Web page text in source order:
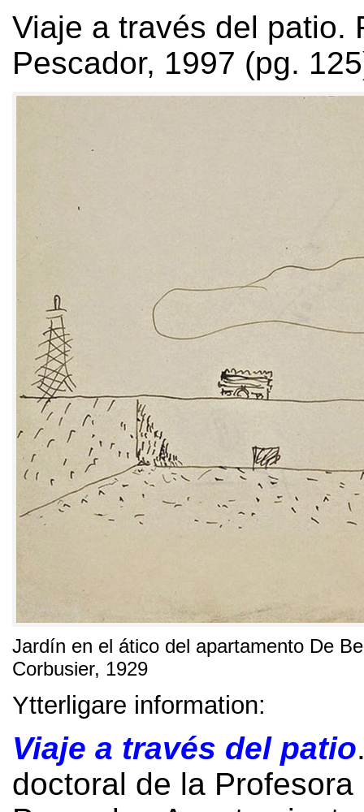
Viaje a través del patio.
Pescador, 1997 (pg.
Jardín en el ático del apartamento De
Corbusier, 1929
Ytterligare information:
Viaje a través del patio
doctoral de la Profesora